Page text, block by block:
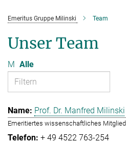
Emeritus Gruppe Milinski Team
Unser Team
M Alle
Prof. Dr. Manfred Milinski
Emeritiertes wissenschaftliches Mitglied
+ 49 4522 763-254